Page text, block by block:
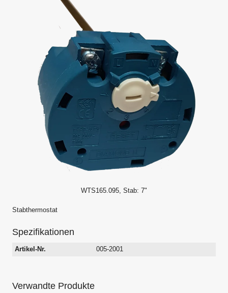
WTS165.095, Stab: 7"
Stabthermostat
Spezifikationen
Artikel-Nr. 005-2001
Verwandte Produkte